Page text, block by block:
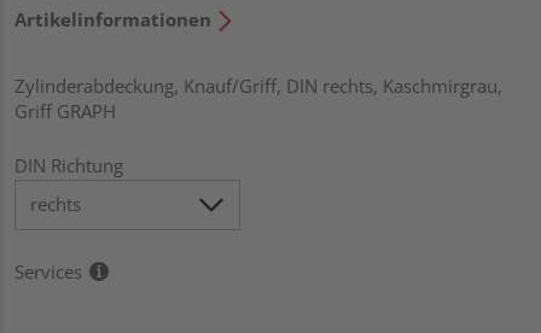
Artikelinformationen
Zylinderabdeckung, Knauf/Griff, DIN rechts, Kaschmirgrau,
Griff GRAPH
DIN Richtung
Services